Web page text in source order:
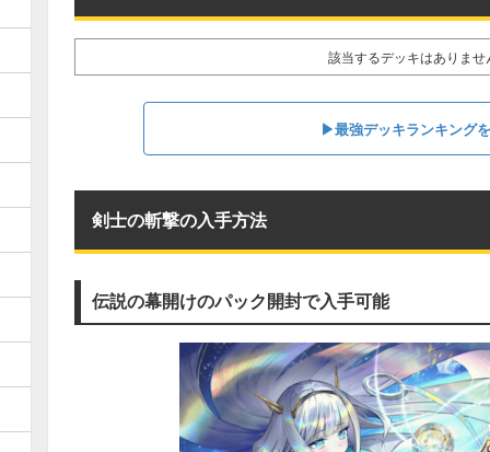
該当するデッキはありませ
▶︎最強デッキランキング
剣士の斬撃の入手方法
伝説の幕開けのパック開封で入手可能